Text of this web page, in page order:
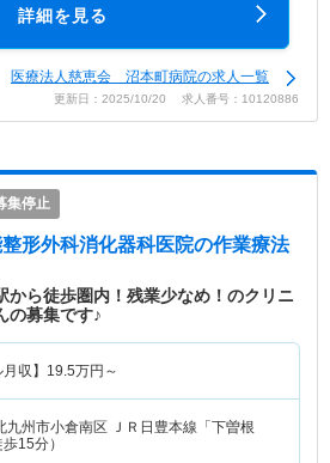
詳細を見る
医療法人慈恵会 沼本町病院の求人一覧
更新日：2025/10/20 求人番号：10120886
集停止
形外科消化器科医院の作業療法
から徒歩圏内！残業少なめ！のクリニ
の募集です♪
収】 19.5万円～
九州市小倉南区 ＪＲ日豊本線「下曽根
15分）